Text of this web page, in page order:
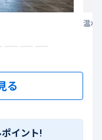
温水
る
イント!